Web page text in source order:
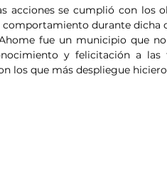
acciones se cumplió con los
durante dicha
fue un municipio que
y felicitación a las
los que más despliegue